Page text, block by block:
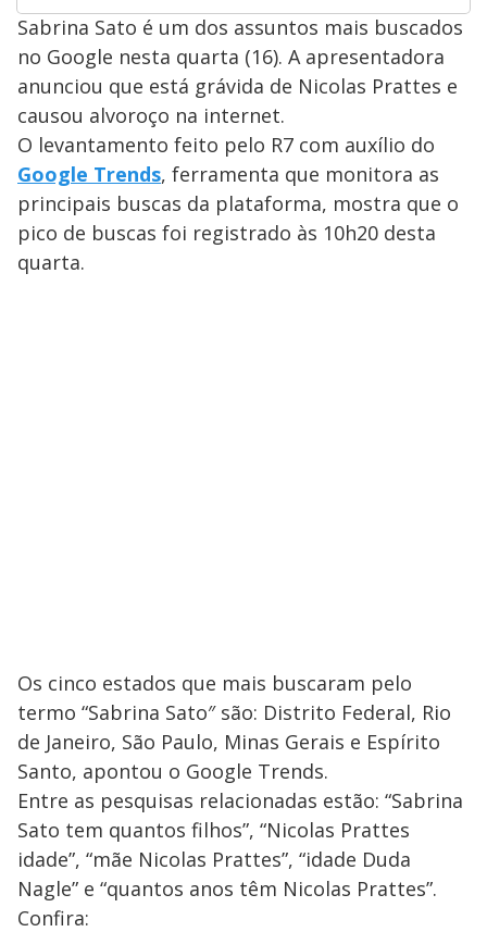
Sabrina Sato é um dos assuntos mais buscados
no Google nesta quarta (16). A apresentadora
anunciou que está grávida de Nicolas Prattes e
causou alvoroço na internet.
O levantamento feito pelo R7 com auxílio do
Google Trends, ferramenta que monitora as
principais buscas da plataforma, mostra que o
pico de buscas foi registrado às 10h20 desta
quarta.
Os cinco estados que mais buscaram pelo
termo “Sabrina Sato″ são: Distrito Federal, Rio
de Janeiro, São Paulo, Minas Gerais e Espírito
Santo, apontou o Google Trends.
Entre as pesquisas relacionadas estão: “Sabrina
Sato tem quantos filhos”, “Nicolas Prattes
idade”, “mãe Nicolas Prattes”, “idade Duda
Nagle” e “quantos anos têm Nicolas Prattes”.
Confira: